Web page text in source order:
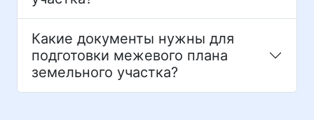
Какие документы нужны для
подготовки межевого плана
земельного участка?